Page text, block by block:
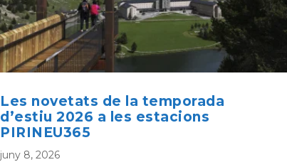
Les novetats de la temporada
d’estiu 2026 a les estacions
PIRINEU365
juny 8, 2026